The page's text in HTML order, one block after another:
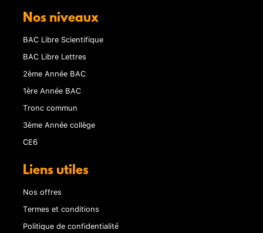
Nos niveaux
BAC Libre Scientifique
BAC Libre Lettres
2ème Année BAC
1ère Année BAC
Tronc commun
3ème Année collège
CE6
Liens utiles
Nos offres
Termes et conditions
Politique de confidentialité